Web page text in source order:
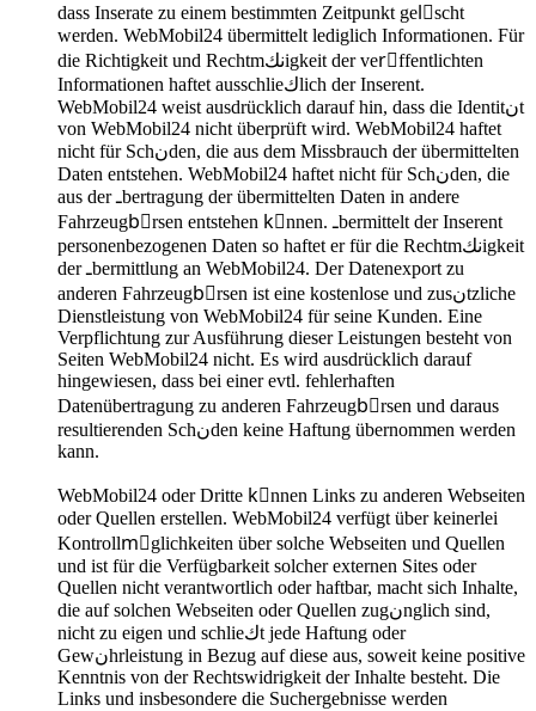
dass Inserate zu einem bestimmten Zeitpunkt gelِscht
werden. WebMobil24 übermittelt lediglich Informationen. Für
die Richtigkeit und Rechtmنكigkeit der verِffentlichten
Informationen haftet ausschlieكlich der Inserent.
WebMobil24 weist ausdrücklich darauf hin, dass die Identitنt
von WebMobil24 nicht überprüft wird. WebMobil24 haftet
nicht für Schنden, die aus dem Missbrauch der übermittelten
Daten entstehen. WebMobil24 haftet nicht für Schنden, die
aus der ـbertragung der übermittelten Daten in andere
Fahrzeugbِrsen entstehen kِnnen. ـbermittelt der Inserent
personenbezogenen Daten so haftet er für die Rechtmنكigkeit
der ـbermittlung an WebMobil24. Der Datenexport zu
anderen Fahrzeugbِrsen ist eine kostenlose und zusنtzliche
Dienstleistung von WebMobil24 für seine Kunden. Eine
Verpflichtung zur Ausführung dieser Leistungen besteht von
Seiten WebMobil24 nicht. Es wird ausdrücklich darauf
hingewiesen, dass bei einer evtl. fehlerhaften
Datenübertragung zu anderen Fahrzeugbِrsen und daraus
resultierenden Schنden keine Haftung übernommen werden
kann.
WebMobil24 oder Dritte kِnnen Links zu anderen Webseiten
oder Quellen erstellen. WebMobil24 verfügt über keinerlei
Kontrollmِglichkeiten über solche Webseiten und Quellen
und ist für die Verfügbarkeit solcher externen Sites oder
Quellen nicht verantwortlich oder haftbar, macht sich Inhalte,
die auf solchen Webseiten oder Quellen zugنnglich sind,
nicht zu eigen und schlieكt jede Haftung oder
Gewنhrleistung in Bezug auf diese aus, soweit keine positive
Kenntnis von der Rechtswidrigkeit der Inhalte besteht. Die
Links und insbesondere die Suchergebnisse werden